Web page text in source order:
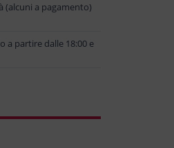
(alcuni a pagamento)
a partire dalle 18:00 e